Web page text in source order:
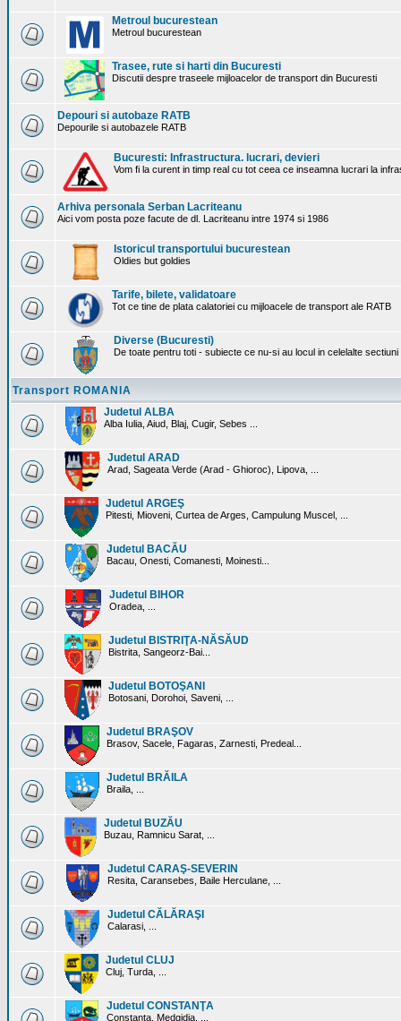
Metroul bucurestean
Metroul bucurestean
Trasee, rute si harti din Bucuresti
Discutii despre traseele mijloacelor de transport din Bucuresti
Depouri si autobaze RATB
Depourile si autobazele RATB
Bucuresti: Infrastructura. lucrari, devieri
Vom fi la curent in timp real cu tot ceea ce inseamna lucrari la
Arhiva personala Serban Lacriteanu
Aici vom posta poze facute de dl. Lacriteanu intre 1974 si 1986
Istoricul transportului bucurestean
Oldies but goldies
Tarife, bilete, validatoare
Tot ce tine de plata calatoriei cu mijloacele de transport ale RATB
Diverse (Bucuresti)
De toate pentru toti - subiecte ce nu-si au locul in celelalte
Transport ROMANIA
Judetul ALBA
Alba Iulia, Aiud, Blaj, Cugir, Sebes ...
Judetul ARAD
Arad, Sageata Verde (Arad - Ghioroc), Lipova, ...
Judetul ARGEŞ
Pitesti, Mioveni, Curtea de Arges, Campulung Muscel, ...
Judetul BACĂU
Bacau, Onesti, Comanesti, Moinesti...
Judetul BIHOR
Oradea, ...
Judetul BISTRIŢA-NĂSĂUD
Bistrita, Sangeorz-Bai...
Judetul BOTOŞANI
Botosani, Dorohoi, Saveni, ...
Judetul BRAŞOV
Brasov, Sacele, Fagaras, Zarnesti, Predeal...
Judetul BRĂILA
Braila, ...
Judetul BUZĂU
Buzau, Ramnicu Sarat, ...
Judetul CARAŞ-SEVERIN
Resita, Caransebes, Baile Herculane, ...
Judetul CĂLĂRAŞI
Calarasi, ...
Judetul CLUJ
Cluj, Turda, ...
Judetul CONSTANŢA
Constanta, Medgidia, ...